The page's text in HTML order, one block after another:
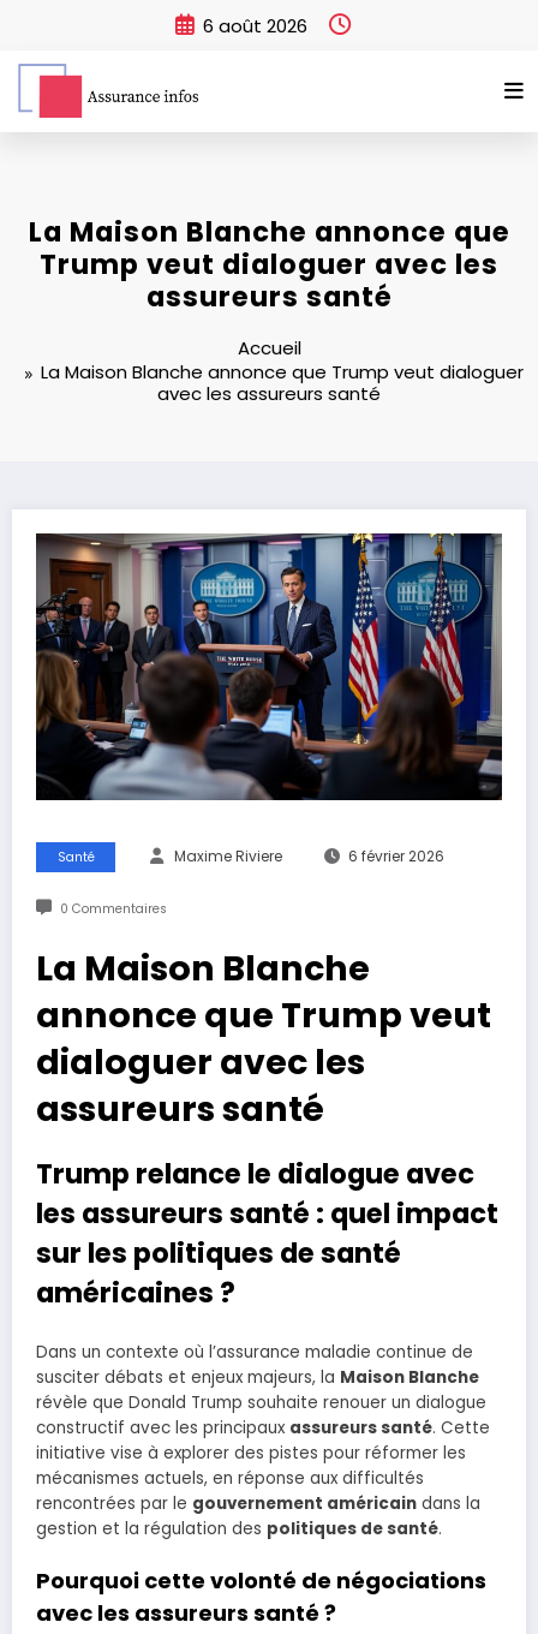
6 août 2026
La Maison Blanche annonce que
Trump veut dialoguer avec les
assureurs santé
Accueil
La Maison Blanche annonce que Trump veut dialoguer
avec les assureurs santé
Santé Maxime Riviere 6 février 2026
0 Commentaires
La Maison Blanche
annonce que Trump veut
dialoguer avec les
assureurs santé
Trump relance le dialogue avec
les assureurs santé : quel impact
sur les politiques de santé
américaines ?
Dans un contexte où l’assurance maladie continue de
susciter débats et enjeux majeurs, la Maison Blanche
révèle que Donald Trump souhaite renouer un dialogue
constructif avec les principaux assureurs santé. Cette
initiative vise à explorer des pistes pour réformer les
mécanismes actuels, en réponse aux difficultés
rencontrées par le gouvernement américain dans la
gestion et la régulation des politiques de santé.
Pourquoi cette volonté de négociations
avec les assureurs santé ?